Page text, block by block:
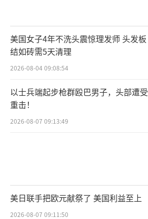
美国女子4年不洗头震惊理发师 头发板
结如砖需5天清理
2026-08-04 09:08:54
以士兵端起步枪群殴巴男子，头部遭受
重击！
2026-08-07 09:13:49
美日联手把欧元献祭了 美国利益至上
2026-08-07 09:11:50